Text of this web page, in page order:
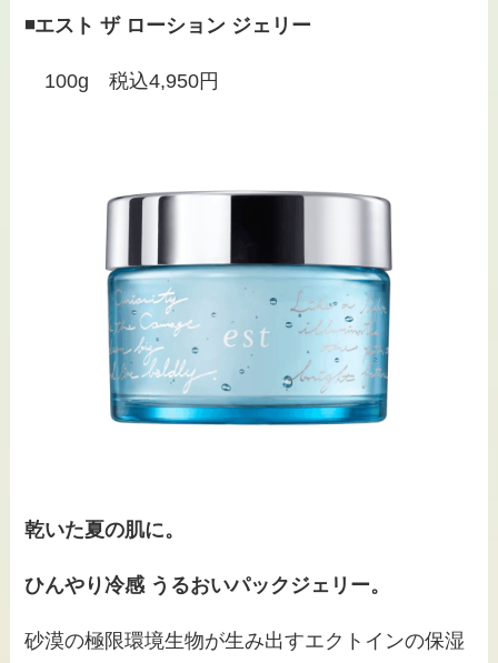
◾️エスト ザ ローション ジェリー
100g 税込4,950円
乾いた夏の肌に。
ひんやり冷感 うるおいパックジェリー。
砂漠の極限環境生物が生み出すエクトインの保湿